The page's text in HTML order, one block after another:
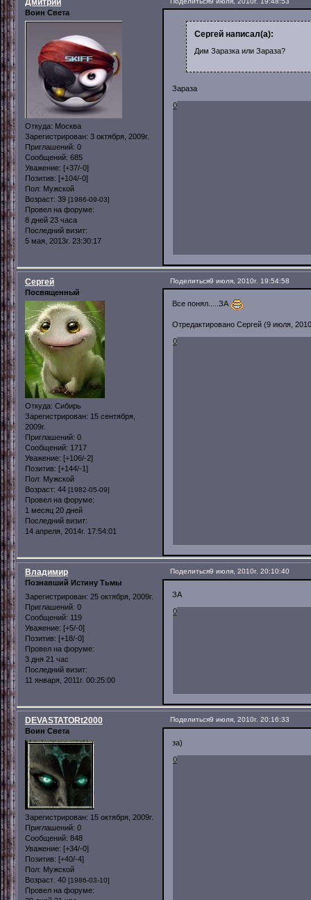
Воин Света
Откуда: Москва
Зарегистрирован: 3 октября, 2009г.
Приглашений: 0
Сообщений: 685
Уважение: [+37/-0]
Позитив: [+104/-0]
Пол: Мужской
Возраст: 39 [1986-09-03]
Провел на форуме:
8 дней 23 часа
Последний визит:
5 мая, 2013г. 23:30:17
Сергей написал(а):
Дим Заразка или Зараза?
Зараза
0
Поделиться9 июля, 2010г. 19:54:58
Сергей
Посвященный
Откуда: Сибирь
Зарегистрирован: 15 сентября,
2009г.
Приглашений: 0
Сообщений: 1717
Уважение: [+106/-2]
Позитив: [+144/-1]
Пол: Мужской
Возраст: 44 [1982-05-09]
Провел на форуме:
1 месяц 20 дней
Последний визит:
14 апреля, 2014г. 17:54:01
Все понял.....ЗА
Отредактировано Сергей (9 июля,
0
Поделиться9 июля, 2010г. 20:10:40
Владимир
Познавший Истину Тьмы
Зарегистрирован: 25 октября, 2009г.
Приглашений: 0
Сообщений: 119
Уважение: [+5/-0]
Позитив: [+18/-0]
Провел на форуме:
3 дня 21 час
Последний визит:
11 января, 2011г. 00:25:00
ЗА
0
Поделиться9 июля, 2010г. 20:16:33
DEVASTATORt2000
Воин Света
Зарегистрирован: 15 октября, 2009г.
Приглашений: 0
Сообщений: 848
Уважение: [+34/-0]
Позитив: [+40/-4]
Пол: Мужской
Возраст: 40 [1986-03-10]
Провел на форуме:
за)
0